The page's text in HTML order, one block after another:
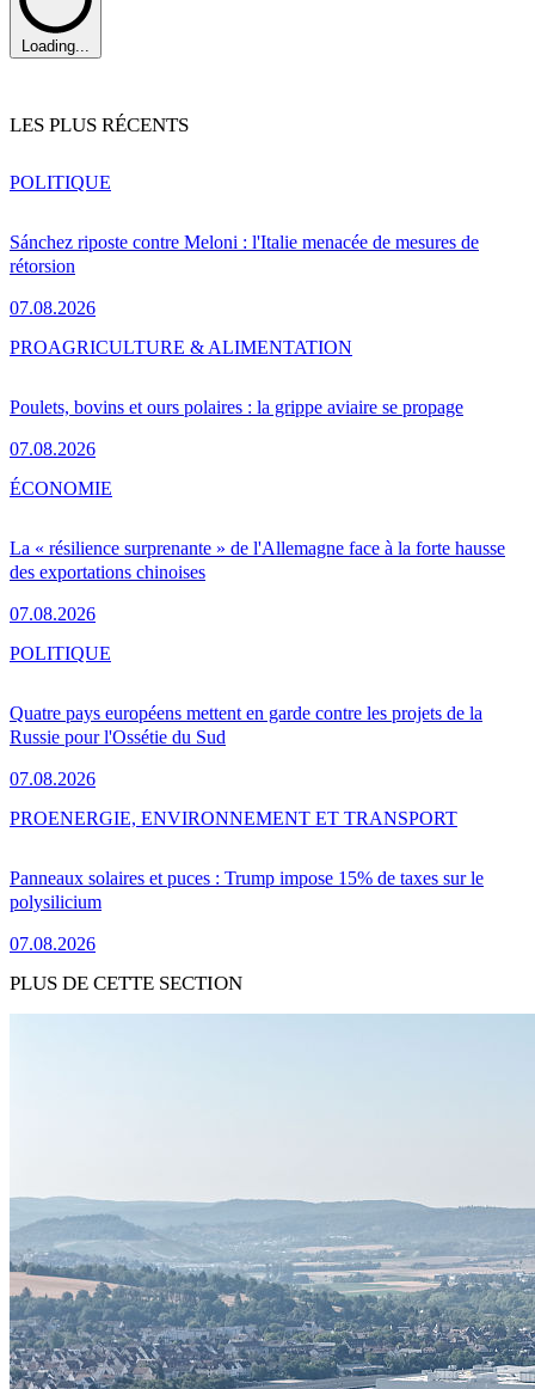
Loading...
LES PLUS RÉCENTS
Sánchez riposte contre Meloni : l'Italie menacée de mesures de
rétorsion
07.08.2026
POLITIQUE
Poulets, bovins et ours polaires : la grippe aviaire se propage
07.08.2026
PROAGRICULTURE & ALIMENTATION
La « résilience surprenante » de l'Allemagne face à la forte hausse
des exportations chinoises
07.08.2026
ÉCONOMIE
Quatre pays européens mettent en garde contre les projets de la
Russie pour l'Ossétie du Sud
07.08.2026
POLITIQUE
Panneaux solaires et puces : Trump impose 15% de taxes sur le
polysilicium
07.08.2026
PROENERGIE, ENVIRONNEMENT ET TRANSPORT
PLUS DE CETTE SECTION